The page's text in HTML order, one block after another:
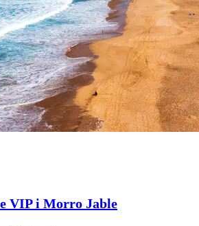
VIP i Morro Jable